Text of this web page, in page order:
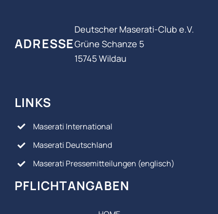
ADRESSE
Deutscher Maserati-Club e.V.
Grüne Schanze 5
15745 Wildau
LINKS
Maserati International
Maserati Deutschland
Maserati Pressemitteilungen (englisch)
PFLICHTANGABEN